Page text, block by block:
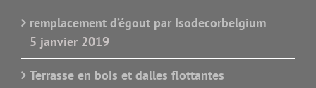
remplacement d’égout par Isodecorbelgium
5 janvier 2019
Terrasse en bois et dalles flottantes